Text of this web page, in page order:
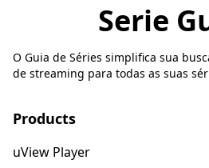
Serie
O Guia de Séries simplifica sua
de streaming para todas as suas
Products
uView Player